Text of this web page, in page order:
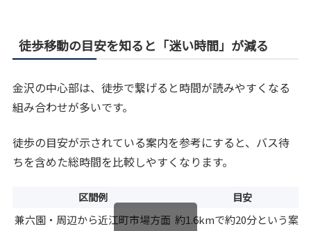
徒歩移動の目安を知ると「迷い時間」が減る
金沢の中心部は、徒歩で繋げると時間が読みやすくなる
組み合わせが多いです。
徒歩の目安が示されている案内を参考にすると、バス待
ちを含めた総時間を比較しやすくなります。
区間例 目安
兼六園・周辺から近江町市場方面 約1.6kmで約20分という案内